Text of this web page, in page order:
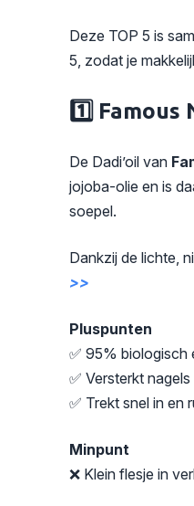
Deze TOP 5 is
5, zodat je
1️⃣ Famous
De Dadi’oil van
jojoba-olie en is
soepel.
Dankzij de lichte,
>>
Pluspunten
✅ 95% biologisch
✅ Versterkt
✅ Trekt snel in en
Minpunt
❌ Klein flesje in